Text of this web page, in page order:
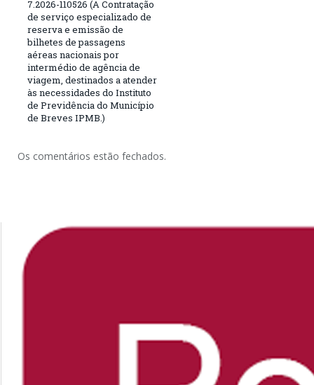
7.2026-110526 (A Contratação
de serviço especializado de
reserva e emissão de
bilhetes de passagens
aéreas nacionais por
intermédio de agência de
viagem, destinados a atender
às necessidades do Instituto
de Previdência do Município
de Breves IPMB.)
Os comentários estão fechados.